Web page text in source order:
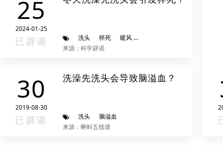
25
2024-01-25
已辟谣 洗头 猝死 暖风
来源：科学辟谣
30
2019-08-30
已辟谣
洗澡先洗头会导致脑溢血？
洗头
脑溢血
来源：蝌蚪五线谱